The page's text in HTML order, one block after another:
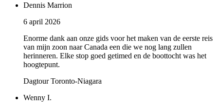
Dennis Marrion
6 april 2026
Enorme dank aan onze gids voor het maken van de eerste reis
van mijn zoon naar Canada een die we nog lang zullen
herinneren. Elke stop goed getimed en de boottocht was het
hoogtepunt.
Dagtour Toronto-Niagara
Wenny I.